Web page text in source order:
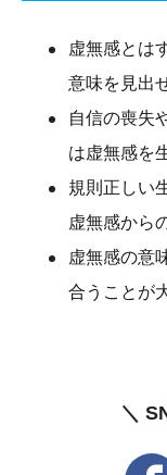
虚無感とは
意味を見出
自信の喪失
は虚無感を
規則正しい
虚無感から
虚無感の意
合うことが
＼